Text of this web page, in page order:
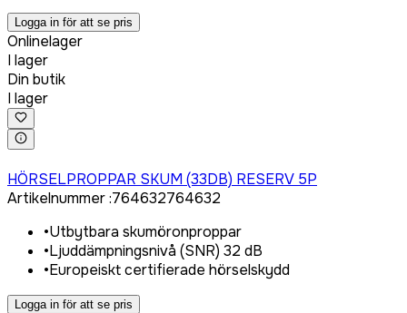
Logga in för att se pris
Onlinelager
I lager
Din butik
I lager
HÖRSELPROPPAR SKUM (33DB) RESERV 5P
Artikelnummer:764632764632
•Utbytbara skumöronproppar
•Ljuddämpningsnivå (SNR) 32 dB
•Europeiskt certifierade hörselskydd
Logga in för att se pris